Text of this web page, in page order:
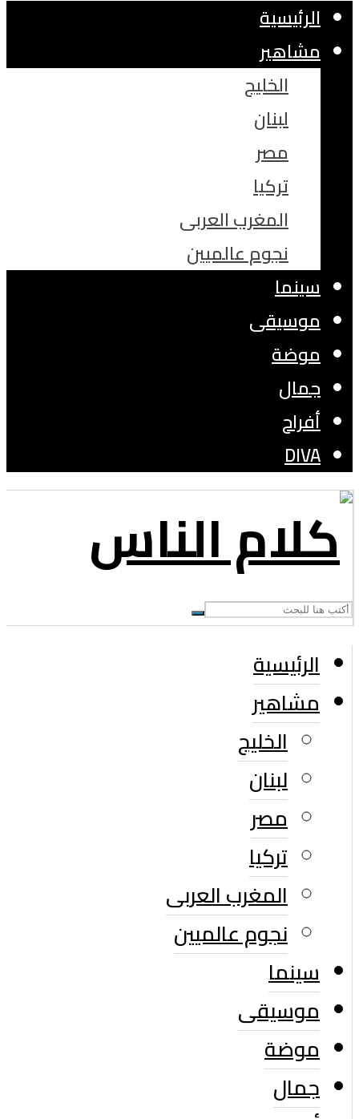
الرئيسية
مشاهير
الخليج
لبنان
مصر
تركيا
المغرب العربى
نجوم عالميين
سينما
موسيقى
موضة
جمال
أفراح
DIVA
الرئيسية
مشاهير
الخليج
لبنان
مصر
تركيا
المغرب العربى
نجوم عالميين
سينما
موسيقى
موضة
جمال